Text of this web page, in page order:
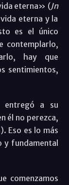
eterna» (Jn
eterna y la
es el único
contemplarlo,
hay que
sentimientos,
entregó a su
él no perezca,
Eso es lo más
y fundamental
comenzamos